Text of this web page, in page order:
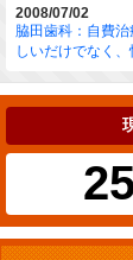
2008/07/02
脇田歯科：自費
しいだけでなく